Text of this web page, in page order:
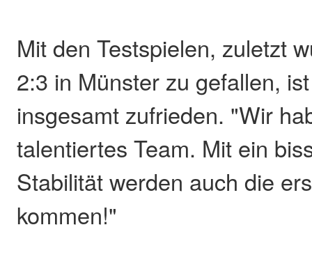
Mit den Testspielen, zuletzt
2:3 in Münster zu gefallen,
insgesamt zufrieden. "Wir
talentiertes Team. Mit ein
Stabilität werden auch die
kommen!"